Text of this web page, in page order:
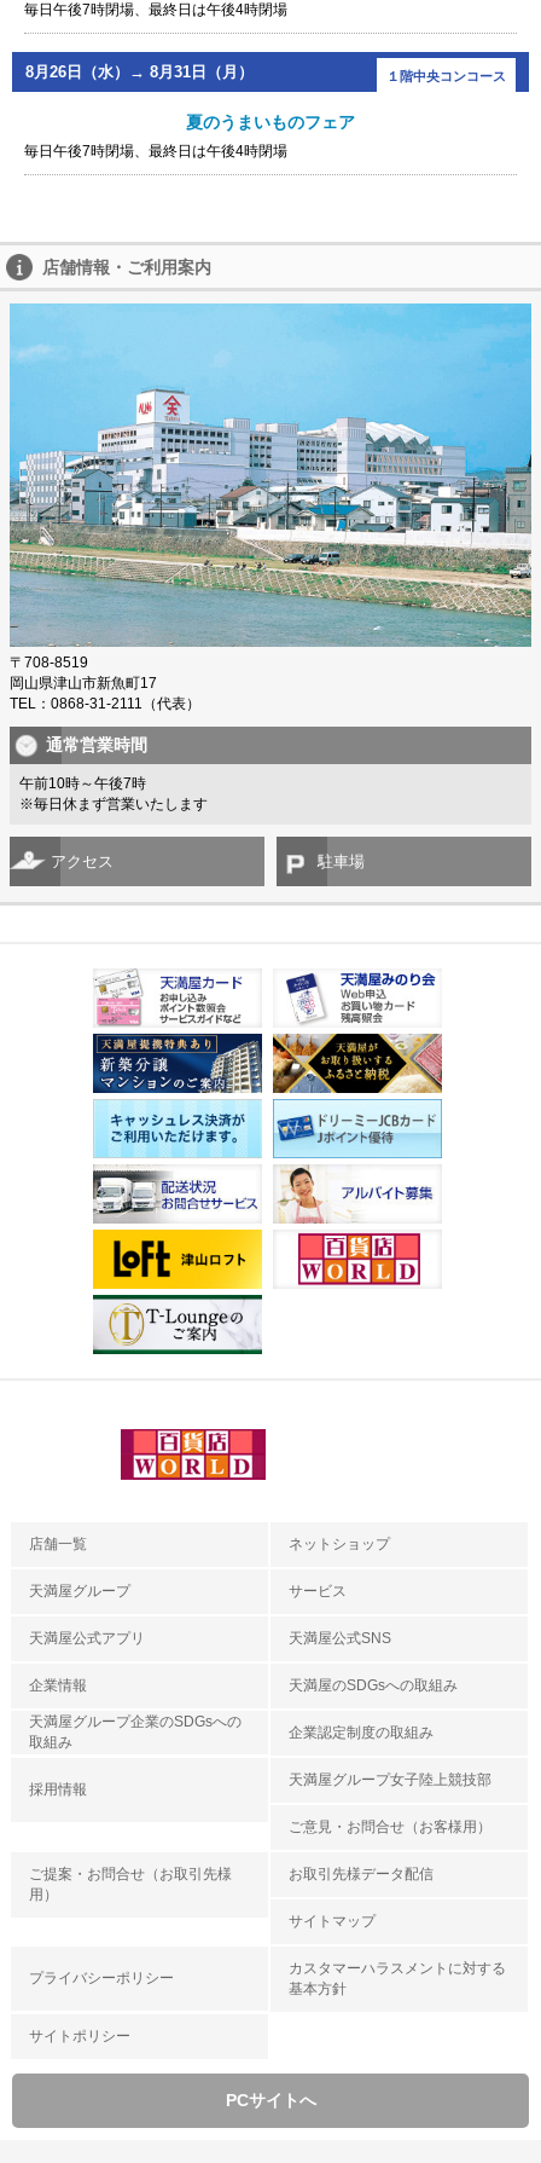
毎日午後7時閉場、最終日は午後4時閉場
8月26日（水）→ 8月31日（月） １階中央コンコース
夏のうまいものフェア
毎日午後7時閉場、最終日は午後4時閉場
店舗情報・ご利用案内
〒708-8519
岡山県津山市新魚町17
TEL：0868-31-2111（代表）
通常営業時間
午前10時～午後7時
※毎日休まず営業いたします
アクセス 駐車場
店舗一覧 ネットショップ
天満屋グループ サービス
天満屋公式アプリ 天満屋公式SNS
企業情報 天満屋のSDGsへの取組み
天満屋グループ企業のSDGsへの
取組み
企業認定制度の取組み
採用情報
天満屋グループ女子陸上競技部
ご意見・お問合せ（お客様用）
ご提案・お問合せ（お取引先様
用）
お取引先様データ配信
サイトマップ
プライバシーポリシー
カスタマーハラスメントに対する
基本方針
サイトポリシー
PCサイトへ